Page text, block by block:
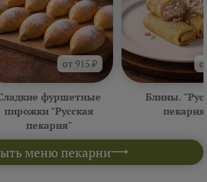
меню пекарни
от 915 ₽
фуршетные
пирожки "Русская
пекарня"
Блины.